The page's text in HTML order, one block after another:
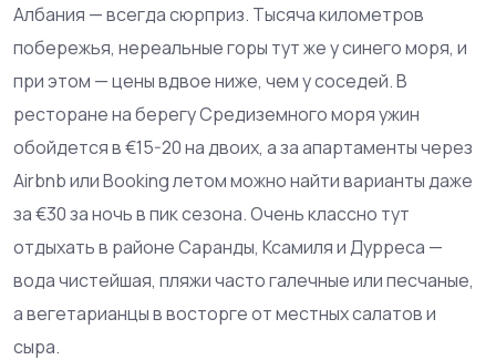
Албания — всегда сюрприз. Тысяча километров
побережья, нереальные горы тут же у синего моря, и
при этом — цены вдвое ниже, чем у соседей. В
ресторане на берегу Средиземного моря ужин
обойдется в €15-20 на двоих, а за апартаменты через
Airbnb или Booking летом можно найти варианты даже
за €30 за ночь в пик сезона. Очень классно тут
отдыхать в районе Саранды, Ксамиля и Дурреса —
вода чистейшая, пляжи часто галечные или песчаные,
а вегетарианцы в восторге от местных салатов и
сыра.